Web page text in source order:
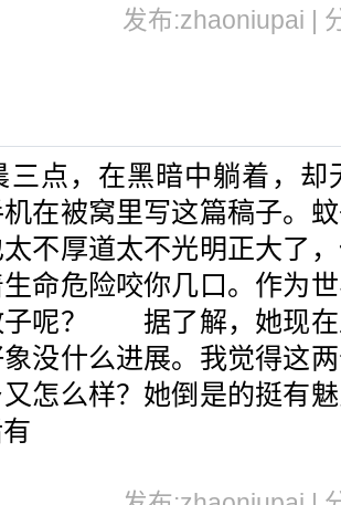
发布:zhaoniupai |
，在黑暗中躺着，却
在被窝里写这篇稿子。
不厚道太不光明正大了
命危险咬你几口。作为
子呢？ 据了解，她现在
没什么进展。我觉得这
怎么样？她倒是的挺有